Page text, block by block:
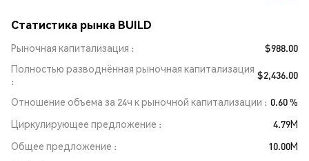
Статистика рынка BUILD
Рыночная капитализация
$988.00
Полностью разводнённая рыночная капитализация $2,436.00
Отношение объема за 24ч к рыночной капитализации
0.60 %
Циркулирующее предложение
4.79M
Общее предложение
10.00M